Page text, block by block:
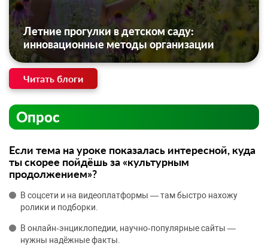
Летние прогулки в детском саду:
инновационные методы организации
Читать блоги
Опрос
Если тема на уроке показалась интересной, куда
ты скорее пойдёшь за «культурным
продолжением»?
В соцсети и на видеоплатформы — там быстро нахожу
ролики и подборки.
В онлайн‑энциклопедии, научно‑популярные сайты —
нужны надёжные факты.